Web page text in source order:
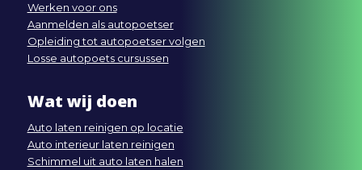
Werken voor ons
Aanmelden als autopoetser
Opleiding tot autopoetser volgen
Losse autopoets cursussen
Wat wij doen
Auto laten reinigen op locatie
Auto interieur laten reinigen
Schimmel uit auto laten halen